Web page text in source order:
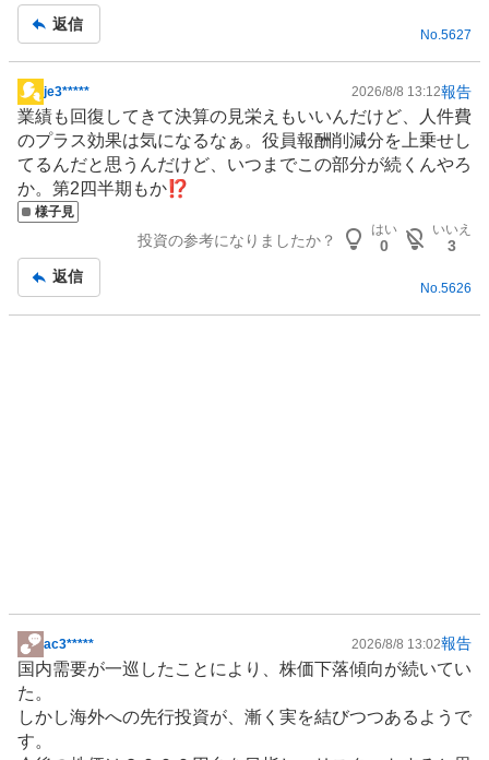
返信
No.5627
掲
示
板
記
事
je3***** 2026/8/8 13:12報告
業績も回復してきて決算の見栄えもいいんだけど、人件費
のプラス効果は気になるなぁ。役員報酬削減分を上乗せし
てるんだと思うんだけど、いつまでこの部分が続くんやろ
か。第2四半期もか⁉
様子見
投資の参考になりましたか？
はい
0
いいえ
3
返信
No. 5626
掲
示
板
記
事
ac3***** 2026/8/8 13:02報告
国内需要が一巡したことにより、株価下落傾向が続いてい
た。
しかし海外への先行投資が、漸く実を結びつつあるようで
す。